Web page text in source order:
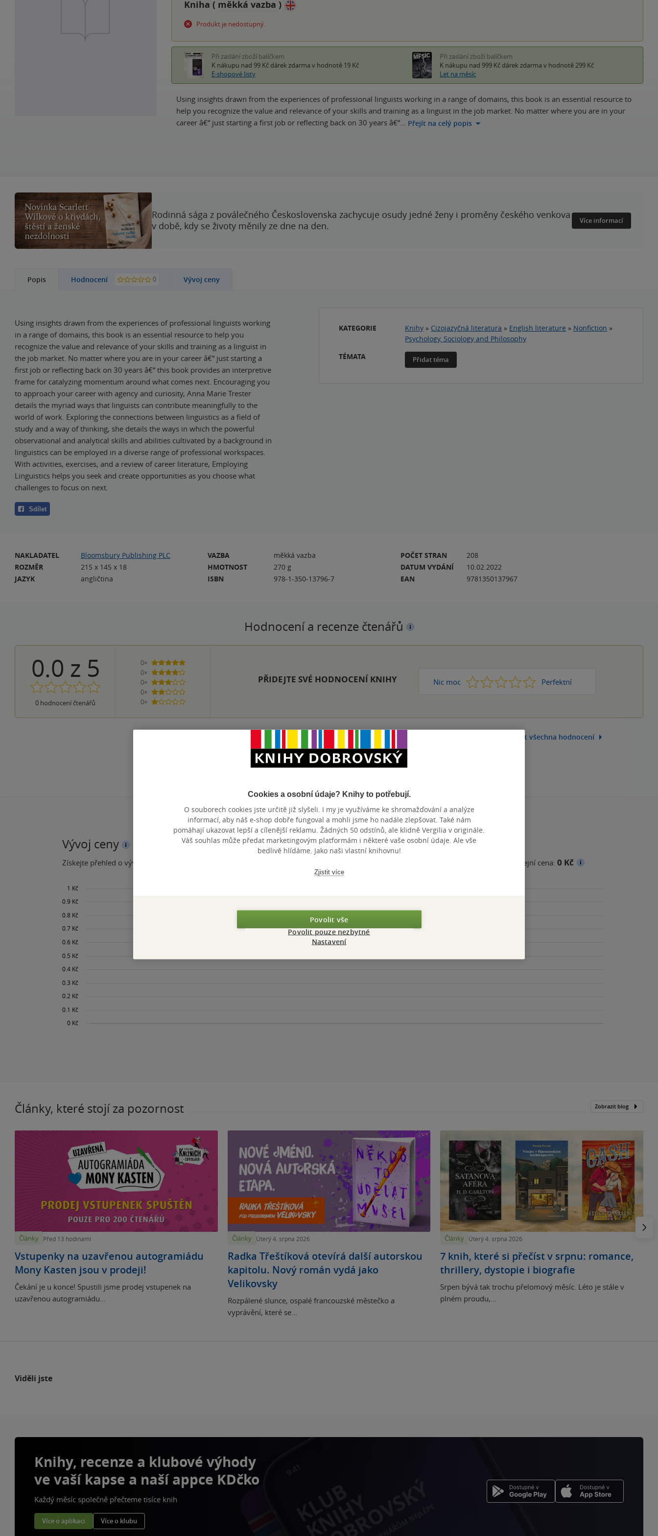
Kniha ( měkká vazba )
Produkt je nedostupný.
Při zaslání zboží balíčkem
K nákupu nad 99 Kč dárek zdarma v hodnotě 19 Kč
E-shopové listy
Při zaslání zboží balíčkem
K nákupu nad 999 Kč dárek zdarma v hodnotě 299 Kč
Let na měsíc
Using insights drawn from the experiences of professional linguists working in a range of domains, this book is an essential resource to
help you recognize the value and relevance of your skills and training as a linguist in the job market. No matter where you are in your
career â€“ just starting a first job or reflecting back on 30 years â€“… Přejít na celý popis
Rodinná sága z poválečného Československa zachycuje osudy jedné ženy i proměny českého venkova
v době, kdy se životy měnily ze dne na den.
Více informací
Popis Hodnocení 0 Vývoj ceny
Using insights drawn from the experiences of professional linguists working
in a range of domains, this book is an essential resource to help you
recognize the value and relevance of your skills and training as a linguist in
the job market. No matter where you are in your career â€“ just starting a
first job or reflecting back on 30 years â€“ this book provides an interpretive
frame for catalyzing momentum around what comes next. Encouraging you
to approach your career with agency and curiosity, Anna Marie Trester
details the myriad ways that linguists can contribute meaningfully to the
world of work. Exploring the connections between linguistics as a field of
study and a way of thinking, she details the ways in which the powerful
observational and analytical skills and abilities cultivated by a background in
linguistics can be employed in a diverse range of professional workspaces.
With activities, exercises, and a review of career literature, Employing
Linguistics helps you seek and create opportunities as you choose what
challenges to focus on next.
Sdílet
KATEGORIE Knihy » Cizojazyčná literatura » English literature » Nonfiction »
Psychology, Sociology and Philosophy
TÉMATA
Přidat téma
NAKLADATEL
Bloomsbury Publishing PLC
ROZMĚR
215 x 145 x 18
JAZYK
angličtina
VAZBA
měkká vazba
HMOTNOST
270 g
ISBN
978-1-350-13796-7
POČET STRAN
208
DATUM VYDÁNÍ
10.02.2022
EAN
9781350137967
Hodnocení a recenze čtenářů
0.0 z 5
0 hodnocení čtenářů
0×
5 hvězdiček
0×
4 hvězdičky
0×
3 hvězdičky
0×
2 hvězdičky
0×
1 hvezdička
PŘIDEJTE SVÉ HODNOCENÍ KNIHY Nic moc 1 2 3 4 Perfektní
5
Zobrazit všechna hodnocení
Přidat hodnocení
Vývoj ceny
Získejte přehled o vývoji ceny za posledních 60 dní. Minimální prodejní cena: 0 Kč
Články, které stojí za pozornost Zobrazit blog
Články Před 13 hodinami
Vstupenky na uzavřenou autogramiádu
Mony Kasten jsou v prodeji!
Čekání je u konce! Spustili jsme prodej vstupenek na
uzavřenou autogramiádu...
Články Úterý 4. srpna 2026
Radka Třeštíková otevírá další autorskou
kapitolu. Nový román vydá jako
Velikovsky
Rozpálené slunce, ospalé francouzské městečko a
vyprávění, které se...
Články Úterý 4. srpna 2026
7 knih, které si přečíst v srpnu: romance,
thrillery, dystopie i biografie
Srpen bývá tak trochu přelomový měsíc. Léto je stále v
plném proudu,...
Viděli jste
Knihy, recenze a klubové výhody
ve vaší kapse a naší appce KDčko
Každý měsíc společně přečteme tisíce knih
Více o aplikaci Více o klubu
Cookies a osobní údaje? Knihy to potřebují.
O souborech cookies jste určitě již slyšeli. I my je využíváme ke shromažďování a analýze
informací, aby náš e-shop dobře fungoval a mohli jsme ho nadále zlepšovat. Také nám
pomáhají ukazovat lepší a cílenější reklamu. Žádných 50 odstínů, ale klidně Vergilia v originále.
Váš souhlas může předat marketingovým platformám i některé vaše osobní údaje. Ale vše
bedlivě hlídáme. Jako naši vlastní knihovnu!
Zjistit více
Povolit vše
Povolit pouze nezbytné
Nastavení